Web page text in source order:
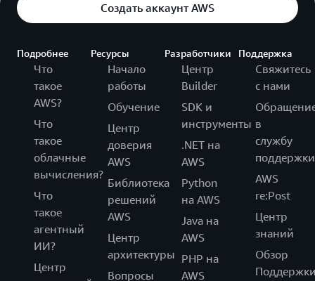
Создать аккаунт AWS
Подробнее
Что
такое
AWS?
Что
такое
облачные
вычисления?
Что
такое
агентный
ИИ?
Центр
Ресурсы
Начало
работы
Обучение
Центр
доверия
AWS
Библиотека
решений
AWS
Центр
архитектуры
Вопросы
Разработчики
Центр
Builder
SDK и
инструменты
.NET на
AWS
Python
на AWS
Java на
AWS
PHP на
AWS
Поддержка
Свяжитесь
с нами
в
службу
поддержки
AWS
re:Post
Центр
знаний
Обзор